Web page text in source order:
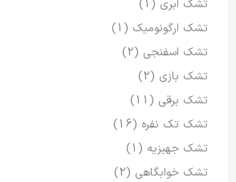
تشک ابری (1)
تشک ارگونومیک (1)
تشک اسفنجی (2)
تشک بازی (2)
تشک برقی (11)
تشک تک نفره (16)
تشک جهیزیه (1)
تشک خوابگاهی (2)